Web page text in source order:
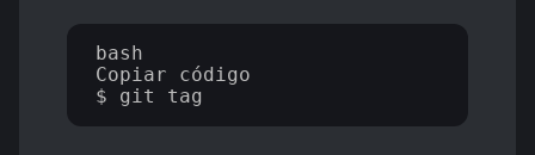
bash
Copiar código